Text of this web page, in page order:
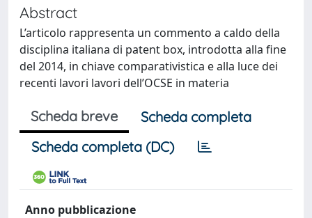
Abstract
L’articolo rappresenta un commento a caldo della
disciplina italiana di patent box, introdotta alla fine
del 2014, in chiave comparativistica e alla luce dei
recenti lavori lavori dell’OCSE in materia
Scheda breve
Scheda completa
Scheda completa (DC)
Anno pubblicazione